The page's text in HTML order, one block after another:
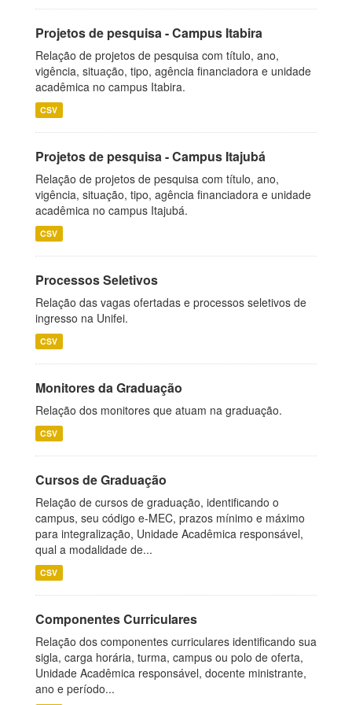
Projetos de pesquisa - Campus Itabira
Relação de projetos de pesquisa com título, ano,
vigência, situação, tipo, agência financiadora e unidade
acadêmica no campus Itabira.
CSV
Projetos de pesquisa - Campus Itajubá
Relação de projetos de pesquisa com título, ano,
vigência, situação, tipo, agência financiadora e unidade
acadêmica no campus Itajubá.
CSV
Processos Seletivos
Relação das vagas ofertadas e processos seletivos de
ingresso na Unifei.
CSV
Monitores da Graduação
Relação dos monitores que atuam na graduação.
CSV
Cursos de Graduação
Relação de cursos de graduação, identificando o
campus, seu código e-MEC, prazos mínimo e máximo
para integralização, Unidade Acadêmica responsável,
qual a modalidade de...
CSV
Componentes Curriculares
Relação dos componentes curriculares identificando sua
sigla, carga horária, turma, campus ou polo de oferta,
Unidade Acadêmica responsável, docente ministrante,
ano e período...